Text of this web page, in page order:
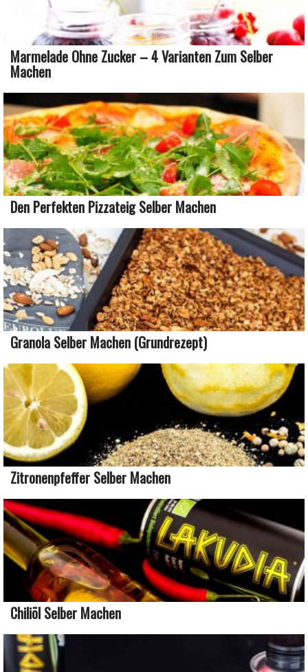
Marmelade Ohne Zucker – 4 Varianten Zum Selber
Machen
Den Perfekten Pizzateig Selber Machen
Granola Selber Machen (Grundrezept)
Zitronenpfeffer Selber Machen
Chiliöl Selber Machen